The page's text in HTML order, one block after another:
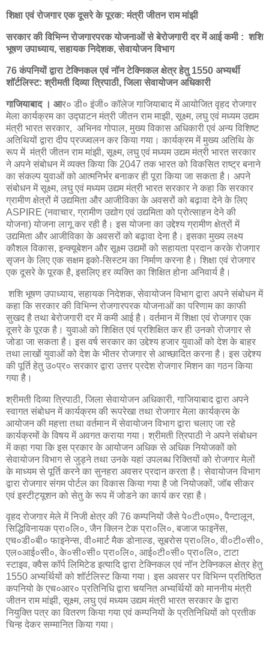
शिक्षा एवं रोजगार एक दूसरे के पूरक: मंत्री जीतन राम मांझी
सरकार की विभिन्न रोजगारपरक योजनाओं से बेरोजगारी दर में आई कमी : शशि
भूषण उपाध्याय, सहायक निदेशक, सेवायोजन विभाग
76 कंपनियों द्वारा टेक्निकल एवं नॉन टेक्निकल क्षेत्र हेतु 1550 अभ्यर्थी
शॉर्टलिस्ट: श्रीमती दिव्या त्रिपाठी, जिला सेवायोजन अधिकारी
गाजियाबाद । आर० डी० इंजी० कॉलेज गाजियाबाद में आयोजित वृहद रोजगार
मेला कार्यक्रम का उद्घाटन मंत्री जीतन राम माझी, सूक्ष्म, लघु एवं मध्यम उद्यम
मंत्री भारत सरकार, अभिनव गोपाल, मुख्य विकास अधिकारी एवं अन्य विशिष्ट
अतिथियों द्वारा दीप प्रज्ज्वलन कर किया गया। कार्यक्रम में मुख्य अतिथि के
रूप में मंत्री जीतन राम मांझी, सूक्ष्म, लघु एवं मध्यम उद्यम मंत्री भारत सरकार
ने अपने संबोधन में व्यक्त किया कि 2047 तक भारत को विकसित राष्ट्र बनाने
का संकल्प युवाओं को आत्मनिर्भर बनाकर ही पूरा किया जा सकता है। अपने
संबोधन में सूक्ष्म, लघु एवं मध्यम उद्यम मंत्री भारत सरकार ने कहा कि सरकार
ग्रामीण क्षेत्रों में उद्यमिता और आजीविका के अवसरों को बढ़ावा देने के लिए
ASPIRE (नवाचार, ग्रामीण उद्योग एवं उद्यमिता को प्रोत्साहन देने की
योजना) योजना लागू कर रही है। इस योजना का उद्देश्य ग्रामीण क्षेत्रों में
उद्यमिता और आजीविका के अवसरों को बढ़ावा देना है। इसका मुख्य लक्ष्य
कौशल विकास, इन्क्यूबेशन और सूक्ष्म उद्यमों को सहायता प्रदान करके रोजगार
सृजन के लिए एक सक्षम इको-सिस्टम का निर्माण करना है। शिक्षा एवं रोजगार
एक दूसरे के पूरक है, इसलिए हर व्यक्ति का शिक्षित होना अनिवार्य है।
शशि भूषण उपाध्याय, सहायक निदेशक, सेवायोजन विभाग द्वारा अपने संबोधन में
कहा कि सरकार की विभिन्न रोजगारपरक योजनाओं का परिणाम का काफी
सुखद है तथा बेरोजगारी दर में कमी आई है। वर्तमान में शिक्षा एवं रोजगार एक
दूसरे के पूरक है। युवाओ को शिक्षित एवं प्रशिक्षित कर ही उनको रोजगार से
जोडा जा सकता है। इस वर्ष सरकार का उद्देश्य हजार युवाओं को देश के बाहर
तथा लाखों युवाओं को देश के भीतर रोजगार से आच्छादित करना है। इस उ‌द्देश्य
की पूर्ति हेतु उ०प्र० सरकार द्वारा उत्तर प्रदेश रोजगार मिशन का गठन किया
गया है।
श्रीमती दिव्या त्रिपाठी, जिला सेवायोजन अधिकारी, गाजियाबाद द्वारा अपने
स्वागत संबोधन में कार्यक्रम की रूपरेखा तथा रोजगार मेला कार्यक्रम के
आयोजन की महत्ता तथा वर्तमान में सेवायोजन विभाग द्वारा चलाए जा रहे
कार्यक्रमों के विषय में अवगत कराया गया। श्रीमती त्रिपाठी ने अपने संबोधन
में कहा गया कि इस प्रकार के आयोजन अधिक से अधिक नियोजकों को
सेवायोजन विभाग से जुड्ने तथा उनके यहां उपलब्ध रिक्तियों को रोजगार मेलों
के माध्यम से पूर्ति करने का सुनहरा अवसर प्रदान करता है। सेवायोजन विभाग
द्वारा रोजगार संगम पोर्टल का विकास किया गया है जो नियोजकों, जॉब सीकर
एवं इस्टीट्यूशन को सेतु के रूप में जोडने का कार्य कर रहा है।
वृहद रोजगार मेले में निजी क्षेत्र की 76 कम्पनियों जैसे पे०टी०एम०, पैन्टालून,
सिद्धिविनायक प्रा०लि०, जैन क्लिन टेक प्रा०लि०, बजाज फाइनेंस,
एच०डी०बी० फाइनेन्स, वी०मार्ट मैक डोनाल्ड, सूबरोस प्रा०लि०, वी०टी०सी०,
एल०आई०सी०, के०सी०सी० प्रा०लि०, आई०टी०सी० प्रा०लि०, टाटा
स्टाइव, क्वैस कॉर्प लिमिटेड इत्यादि द्वारा टेक्निकल एवं नॉन टेक्निकल क्षेत्र हेतु
1550 अभ्यर्थियों को शॉर्टलिस्ट किया गया। इस अवसर पर विभिन्न प्रतिष्ठित
कपनियो के एच०आर० प्रतिनिधि द्वारा चयनित अभ्यर्थियों को माननीय मंत्री
जीतन राम मांझी, सूक्ष्म, लघु एवं मध्यम उद्यम मंत्री भारत सरकार के द्वारा
नियुक्ति पत्र का वितरण किया गया एवं कम्पनियों के प्रतिनिधियों को प्रतीक
चिन्ह देकर सम्मानित किया गया।